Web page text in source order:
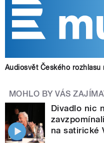
Audiosvět Českého rozhlasu
MOHLO BY VÁS
Divadlo nic
na satirické